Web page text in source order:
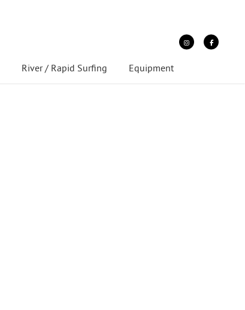
River / Rapid Surfing Equipment